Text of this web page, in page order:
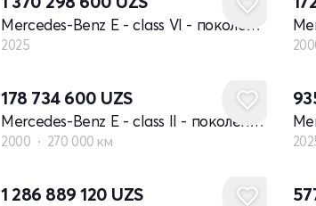
Mercedes-Benz E - class VI - поколение (W214, S214)
2025
178 734 600 UZS
Mercedes-Benz E - class II - поколение W210 рестайлинг
2000 270 000 км
1 286 889 120 UZS